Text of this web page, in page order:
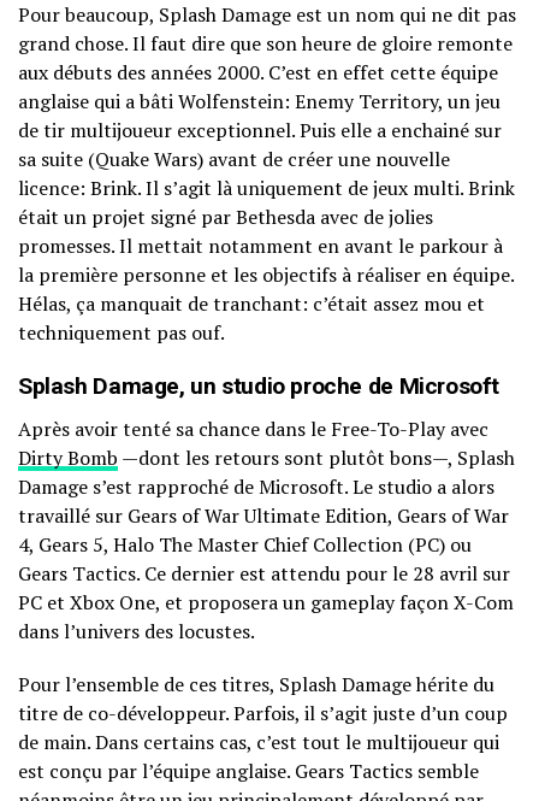
Pour beaucoup, Splash Damage est un nom qui ne dit pas
grand chose. Il faut dire que son heure de gloire remonte
aux débuts des années 2000. C’est en effet cette équipe
anglaise qui a bâti Wolfenstein: Enemy Territory, un jeu
de tir multijoueur exceptionnel. Puis elle a enchainé sur
sa suite (Quake Wars) avant de créer une nouvelle
licence: Brink. Il s’agit là uniquement de jeux multi. Brink
était un projet signé par Bethesda avec de jolies
promesses. Il mettait notamment en avant le parkour à
la première personne et les objectifs à réaliser en équipe.
Hélas, ça manquait de tranchant: c’était assez mou et
techniquement pas ouf.
Splash Damage, un studio proche de Microsoft
Après avoir tenté sa chance dans le Free-To-Play avec
Dirty Bomb —dont les retours sont plutôt bons—, Splash
Damage s’est rapproché de Microsoft. Le studio a alors
travaillé sur Gears of War Ultimate Edition, Gears of War
4, Gears 5, Halo The Master Chief Collection (PC) ou
Gears Tactics. Ce dernier est attendu pour le 28 avril sur
PC et Xbox One, et proposera un gameplay façon X-Com
dans l’univers des locustes.
Pour l’ensemble de ces titres, Splash Damage hérite du
titre de co-développeur. Parfois, il s’agit juste d’un coup
de main. Dans certains cas, c’est tout le multijoueur qui
est conçu par l’équipe anglaise. Gears Tactics semble